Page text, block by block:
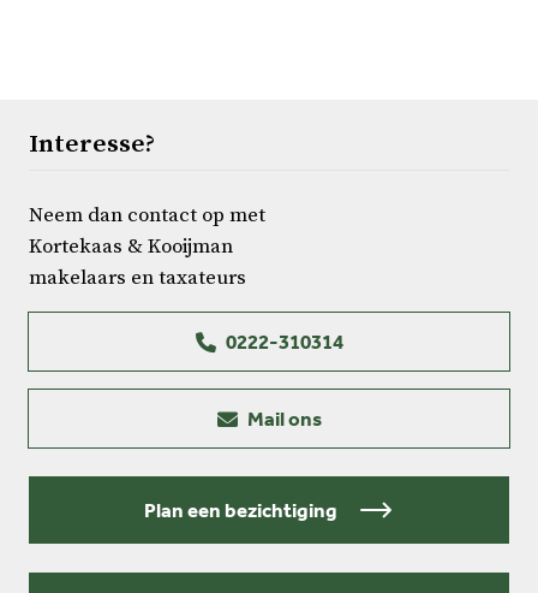
Interesse?
Neem dan contact op met
Kortekaas & Kooijman
makelaars en taxateurs
0222-310314
Mail ons
Plan een bezichtiging